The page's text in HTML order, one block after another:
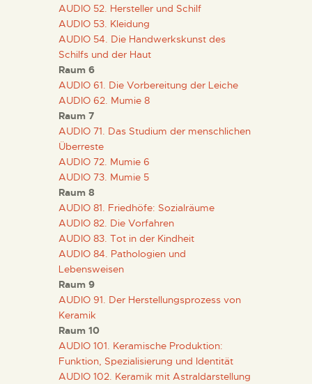
ESPAÑOL
AUDIO 52. Hersteller und Schilf
AUDIO 53. Kleidung
AUDIO 54. Die Handwerkskunst des
Schilfs und der Haut
Raum 6
AUDIO 61. Die Vorbereitung der Leiche
AUDIO 62. Mumie 8
Raum 7
AUDIO 71. Das Studium der menschlichen
Überreste
AUDIO 72. Mumie 6
AUDIO 73. Mumie 5
Raum 8
AUDIO 81. Friedhöfe: Sozialräume
AUDIO 82. Die Vorfahren
AUDIO 83. Tot in der Kindheit
AUDIO 84. Pathologien und
Lebensweisen
Raum 9
AUDIO 91. Der Herstellungsprozess von
Keramik
Raum 10
AUDIO 101. Keramische Produktion:
Funktion, Spezialisierung und Identität
AUDIO 102. Keramik mit Astraldarstellung